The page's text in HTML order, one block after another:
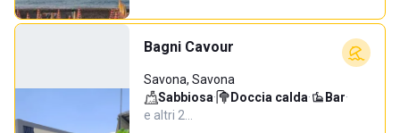
Bagni Cavour
Savona, Savona
Sabbiosa· Doccia calda· Bar·
e altri 2…